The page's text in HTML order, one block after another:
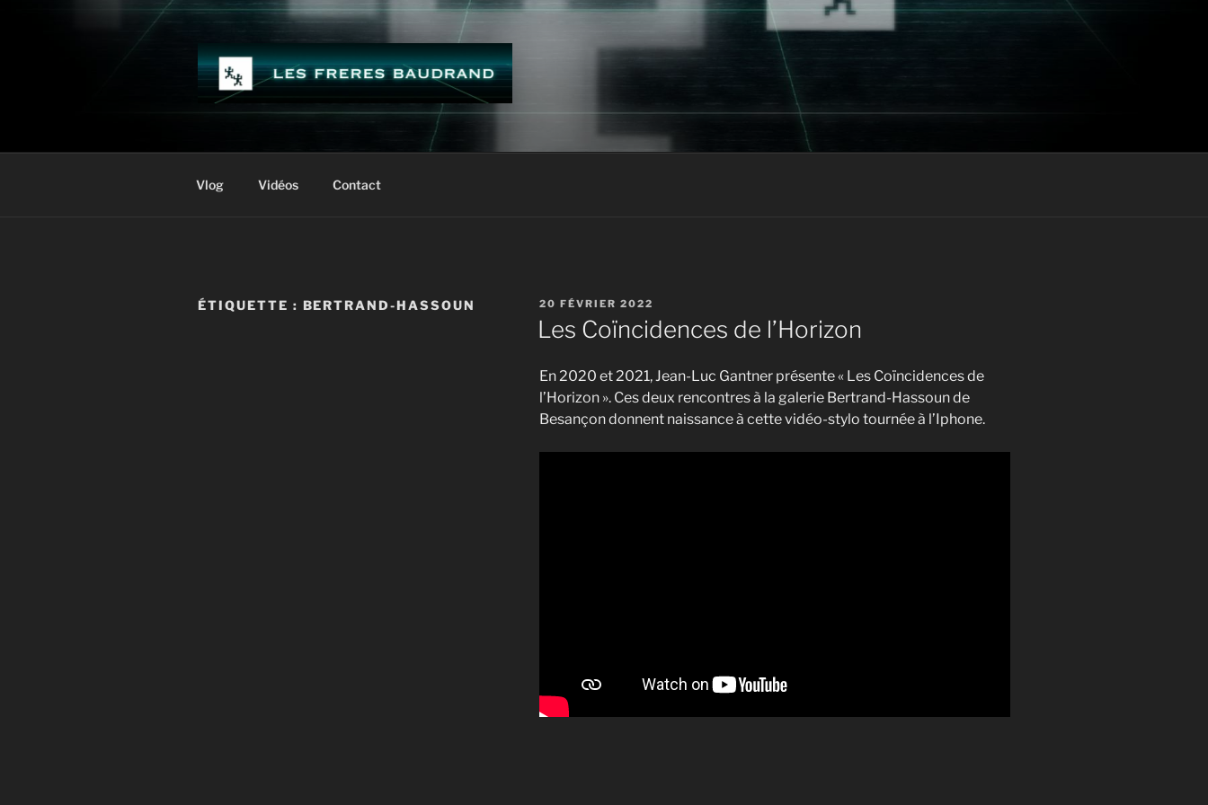
LES FRÈRES BAUDRAND
Vlog Vidéos Contact
ÉTIQUETTE : BERTRAND-HASSOUN
PUBLIÉ
LE
20 FÉVRIER 2022
Les Coïncidences de l’Horizon
En 2020 et 2021, Jean-Luc Gantner présente « Les Coïncidences de
l’Horizon ». Ces deux rencontres à la galerie Bertrand-Hassoun de
Besançon donnent naissance à cette vidéo-stylo tournée à l’Iphone.